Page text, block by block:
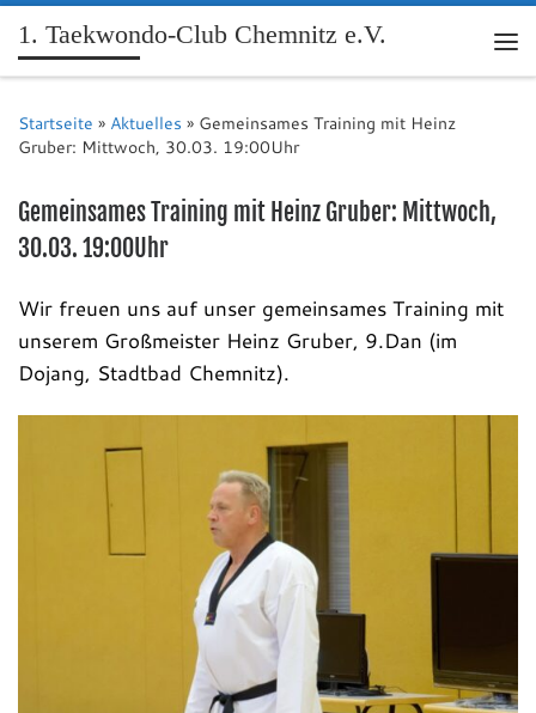
1. Taekwondo-Club Chemnitz e.V.
Startseite » Aktuelles » Gemeinsames Training mit Heinz
Gruber: Mittwoch, 30.03. 19:00Uhr
Gemeinsames Training mit Heinz Gruber: Mittwoch,
30.03. 19:00Uhr
Wir freuen uns auf unser gemeinsames Training mit
unserem Großmeister Heinz Gruber, 9.Dan (im
Dojang, Stadtbad Chemnitz).